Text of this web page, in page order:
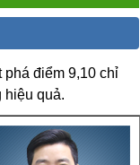
phá điểm 9,10 chỉ
hiệu quả.